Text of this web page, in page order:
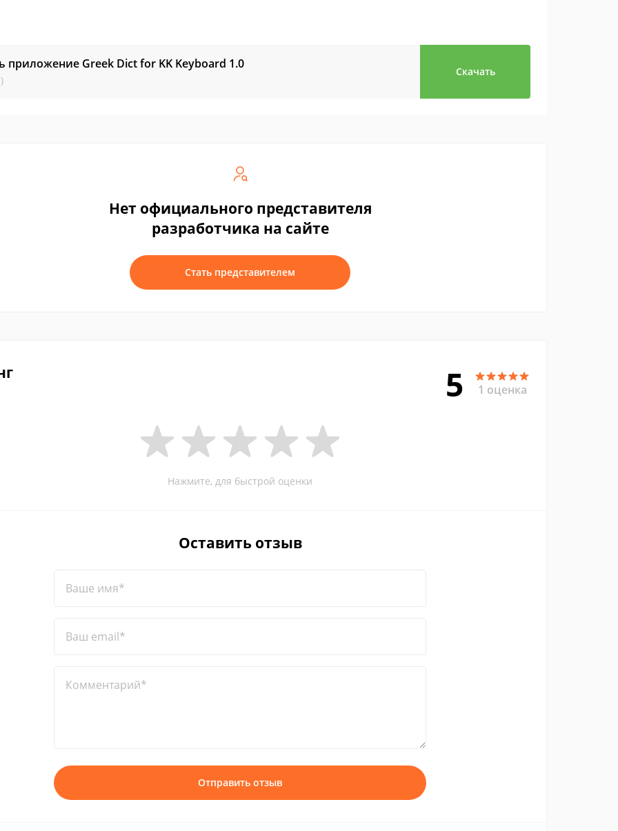
приложение Greek Dict for KK Keyboard 1.0
Скачать
Нет официального представителя
разработчика на сайте
Стать представителем
5 1 оценка
Нажмите, для быстрой оценки
Оставить отзыв
Ваше имя*
Ваш email*
Комментарий*
Отправить отзыв